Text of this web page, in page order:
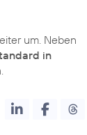
um. Neben
in